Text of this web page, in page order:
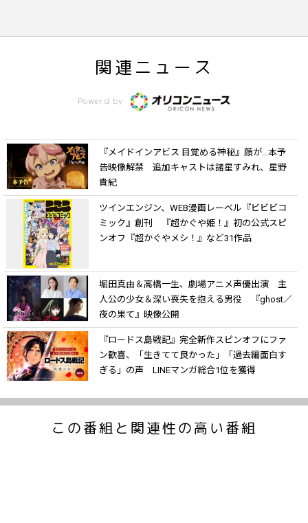
関連ニュース
Powerd by
『メイドインアビス 目覚める神秘』顔が…本予
告映像解禁 追加キャストは諸星すみれ、星野
貴紀
ツインエンジン、WEB漫画レーベル『ビビビコ
ミック』創刊 『超かぐや姫！』初の公式スピ
ンオフ『超かぐやメシ！』など31作品
堀田真由＆高橋一生、劇場アニメ声優出演 主
人公の少女＆深い喪失を抱える男役 『ghost／
夜の果て』映像公開
『ロードス島戦記』完全新作スピンオフにファ
ン歓喜、「生きてて良かった」「過去編面白す
ぎる」の声 LINEマンガ総合1位を獲得
この番組と関連性の高い番組